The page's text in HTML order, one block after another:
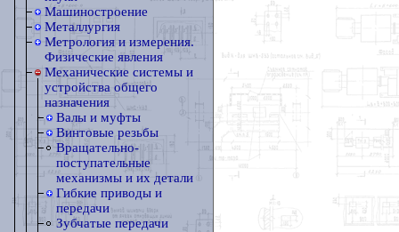
Машиностроение
Металлургия
Метрология и измерения.
Физические явления
Механические системы и
устройства общего
назначения
Валы и муфты
Винтовые резьбы
Вращательно-
поступательные
механизмы и их детали
Гибкие приводы и
передачи
Зубчатые передачи